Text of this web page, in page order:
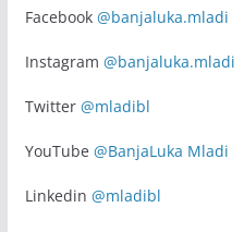
Facebook @banjaluka.mladi
Instagram @banjaluka.mladi
Twitter @mladibl
YouTube @BanjaLuka Mladi
Linkedin @mladibl